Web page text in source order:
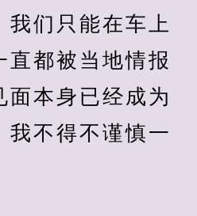
我们只能在车上
直都被当地情报
面本身已经成为
我不得不谨慎一